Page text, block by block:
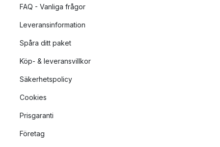
FAQ - Vanliga frågor
Leveransinformation
Spåra ditt paket
Köp- & leveransvillkor
Säkerhetspolicy
Cookies
Prisgaranti
Företag